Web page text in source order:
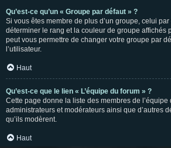
Qu’est-ce qu’un « Groupe par défaut » ?
Si vous êtes membre de plus d’un groupe, celui
déterminer le rang et la couleur de groupe affichés
peut vous permettre de changer votre groupe par
l’utilisateur.
Haut
Qu’est-ce que le lien « L’équipe du forum » ?
Cette page donne la liste des membres de l’équipe
administrateurs et modérateurs ainsi que d’autres
qu’ils modèrent.
Haut